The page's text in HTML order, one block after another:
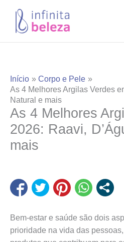
conteúdo
Início
Corpo e Pele
As 4 Melhores Argilas Verdes
Natural e mais
As 4 Melhores
2026: Raavi,
mais
Bem-estar e saúde são dois
prioridade na vida das